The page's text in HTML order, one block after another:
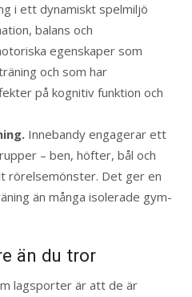
i ett dynamiskt spelmiljö
balans och
egenskaper som
och som har
på kognitiv funktion och
Innebandy engagerar ett
– ben, höfter, bål och
rörelsemönster. Det ger en
än många isolerade gym-
än du tror
lagsporter är att de är